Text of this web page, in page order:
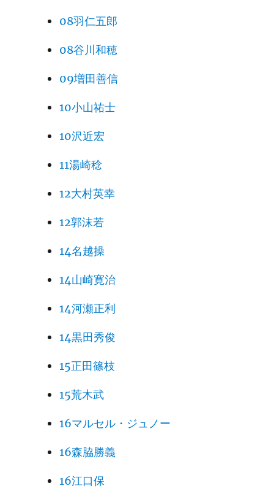
08羽仁五郎
08谷川和穂
09増田善信
10小山祐士
10沢近宏
11湯崎稔
12大村英幸
12郭沫若
14名越操
14山崎寛治
14河瀬正利
14黒田秀俊
15正田篠枝
15荒木武
16マルセル・ジュノー
16森脇勝義
16江口保